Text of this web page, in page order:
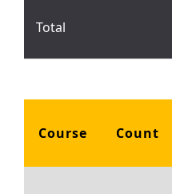
Total
Course Count